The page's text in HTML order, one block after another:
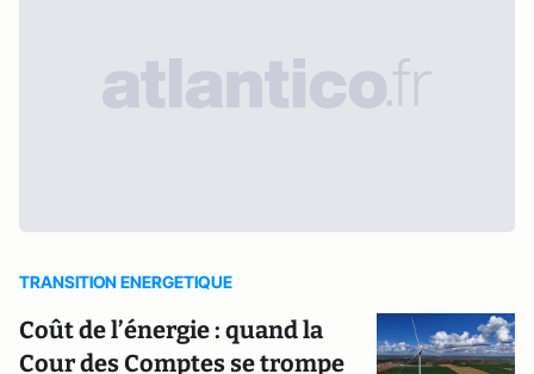
TRANSITION ENERGETIQUE
Coût de l’énergie : quand la
Cour des Comptes se trompe